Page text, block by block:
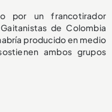
por un francotirador
de Colombia
producido en medio
ambos grupos